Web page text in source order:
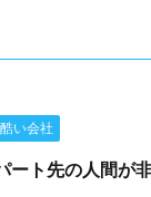
酷い会社
ート先の人間が